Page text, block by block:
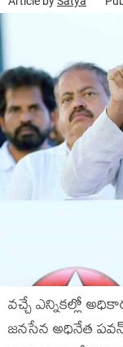
వచ్చే ఎన్నికల్లో
జనసేన అధినేత